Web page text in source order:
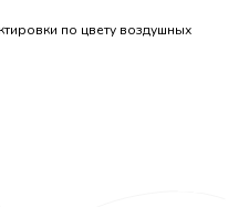
по цвету воздушных